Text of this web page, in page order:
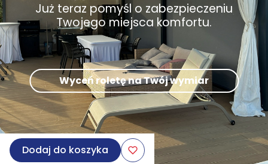
Już teraz pomyśl o zabezpieczeniu
Twojego miejsca komfortu.
Wyceń roletę na Twój wymiar
Dodaj do koszyka